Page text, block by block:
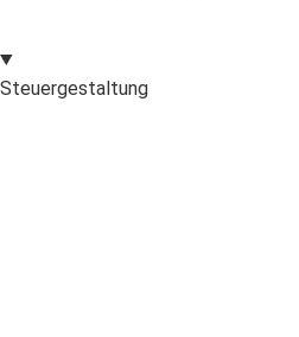
Steuergestaltung